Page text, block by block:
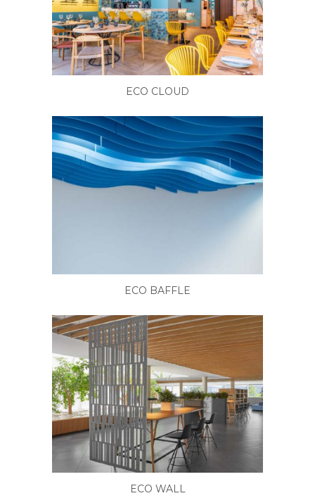
ECO CLOUD
ECO BAFFLE
ECO WALL